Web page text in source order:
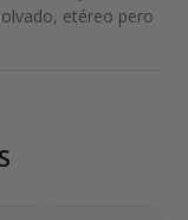
etéreo pero